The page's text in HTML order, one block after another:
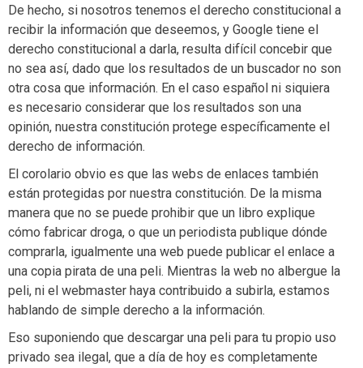
De hecho, si nosotros tenemos el derecho constitucional a
recibir la información que deseemos, y Google tiene el
derecho constitucional a darla, resulta difícil concebir que
no sea así, dado que los resultados de un buscador no son
otra cosa que información. En el caso español ni siquiera
es necesario considerar que los resultados son una
opinión, nuestra constitución protege específicamente el
derecho de información.
El corolario obvio es que las webs de enlaces también
están protegidas por nuestra constitución. De la misma
manera que no se puede prohibir que un libro explique
cómo fabricar droga, o que un periodista publique dónde
comprarla, igualmente una web puede publicar el enlace a
una copia pirata de una peli. Mientras la web no albergue la
peli, ni el webmaster haya contribuido a subirla, estamos
hablando de simple derecho a la información.
Eso suponiendo que descargar una peli para tu propio uso
privado sea ilegal, que a día de hoy es completamente